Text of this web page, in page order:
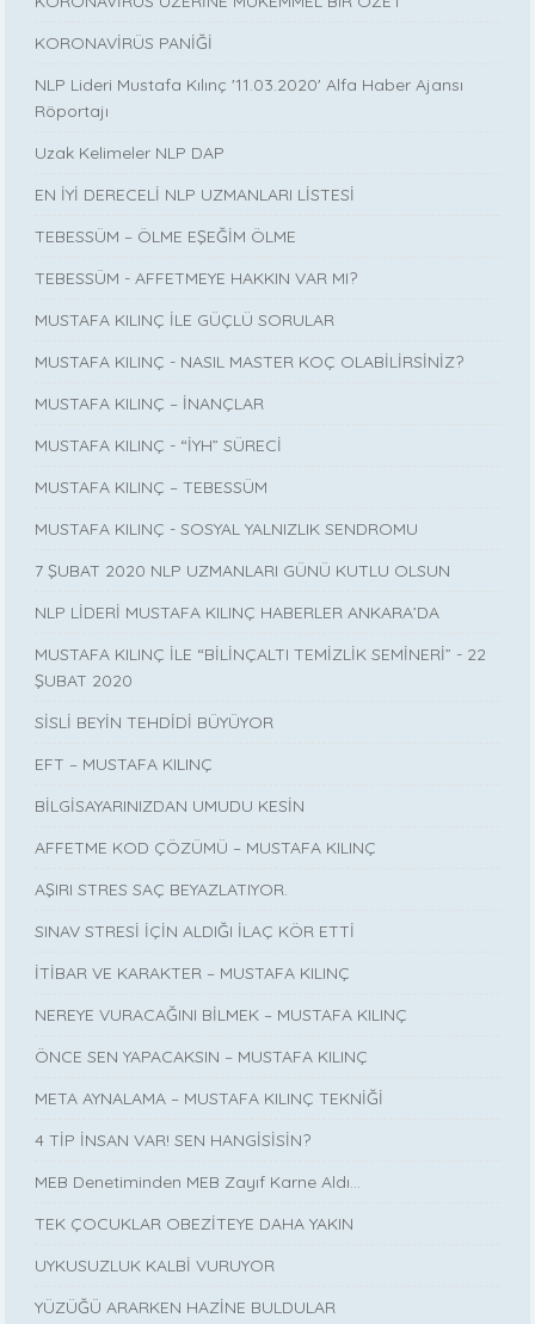
KORONAVİRÜS PANİĞİ
NLP Lideri Mustafa Kılınç '11.03.2020' Alfa Haber Ajansı
Röportajı
Uzak Kelimeler NLP DAP
EN İYİ DERECELİ NLP UZMANLARI LİSTESİ
TEBESSÜM – ÖLME EŞEĞİM ÖLME
TEBESSÜM - AFFETMEYE HAKKIN VAR MI?
MUSTAFA KILINÇ İLE GÜÇLÜ SORULAR
MUSTAFA KILINÇ - NASIL MASTER KOÇ OLABİLİRSİNİZ?
MUSTAFA KILINÇ – İNANÇLAR
MUSTAFA KILINÇ - “İYH” SÜRECİ
MUSTAFA KILINÇ – TEBESSÜM
MUSTAFA KILINÇ - SOSYAL YALNIZLIK SENDROMU
7 ŞUBAT 2020 NLP UZMANLARI GÜNÜ KUTLU OLSUN
NLP LİDERİ MUSTAFA KILINÇ HABERLER ANKARA’DA
MUSTAFA KILINÇ İLE “BİLİNÇALTI TEMİZLİK SEMİNERİ” - 22
ŞUBAT 2020
SİSLİ BEYİN TEHDİDİ BÜYÜYOR
EFT – MUSTAFA KILINÇ
BİLGİSAYARINIZDAN UMUDU KESİN
AFFETME KOD ÇÖZÜMÜ – MUSTAFA KILINÇ
AŞIRI STRES SAÇ BEYAZLATIYOR.
SINAV STRESİ İÇİN ALDIĞI İLAÇ KÖR ETTİ
İTİBAR VE KARAKTER – MUSTAFA KILINÇ
NEREYE VURACAĞINI BİLMEK – MUSTAFA KILINÇ
ÖNCE SEN YAPACAKSIN – MUSTAFA KILINÇ
META AYNALAMA – MUSTAFA KILINÇ TEKNİĞİ
4 TİP İNSAN VAR! SEN HANGİSİSİN?
MEB Denetiminden MEB Zayıf Karne Aldı…
TEK ÇOCUKLAR OBEZİTEYE DAHA YAKIN
UYKUSUZLUK KALBİ VURUYOR
YÜZÜĞÜ ARARKEN HAZİNE BULDULAR